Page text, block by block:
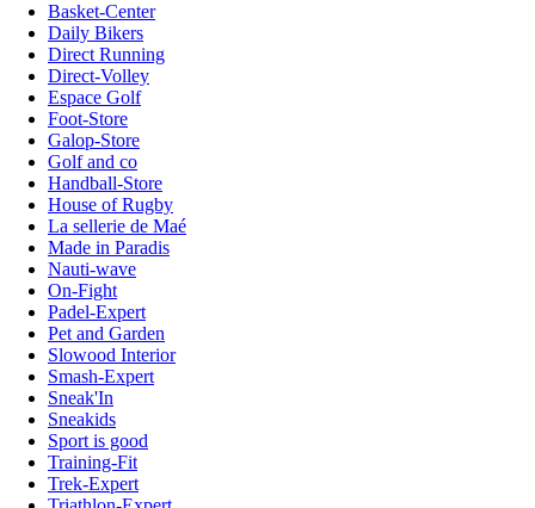
Basket-Center
Daily Bikers
Direct Running
Direct-Volley
Espace Golf
Foot-Store
Galop-Store
Golf and co
Handball-Store
House of Rugby
La sellerie de Maé
Made in Paradis
Nauti-wave
On-Fight
Padel-Expert
Pet and Garden
Slowood Interior
Smash-Expert
Sneak'In
Sneakids
Sport is good
Training-Fit
Trek-Expert